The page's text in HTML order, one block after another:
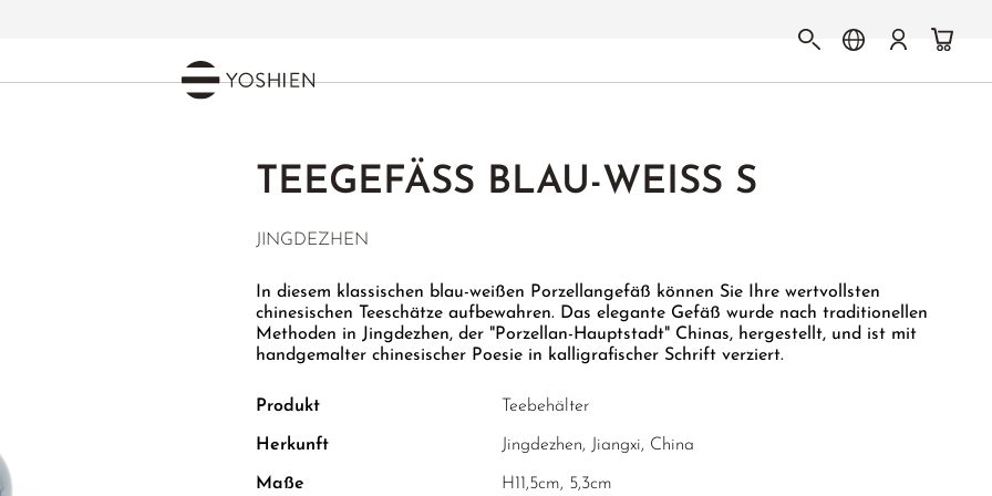
TEEGEFÄSS BLAU-WEISS S
JINGDEZHEN
In diesem klassischen blau-weißen Porzellangefäß können Sie Ihre wertvollsten
chinesischen Teeschätze aufbewahren. Das elegante Gefäß wurde nach traditionellen
Methoden in Jingdezhen, der "Porzellan-Hauptstadt" Chinas, hergestellt, und ist mit
handgemalter chinesischer Poesie in kalligrafischer Schrift verziert.
Produkt Teebehälter
Herkunft Jingdezhen, Jiangxi, China
Maße H11,5cm, 5,3cm